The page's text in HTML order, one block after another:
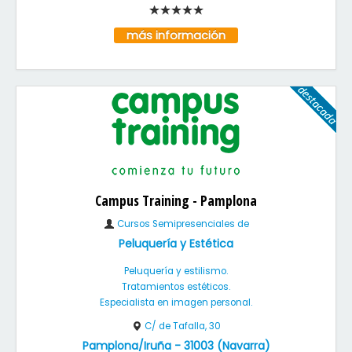
más información
Campus Training - Pamplona
Cursos Semipresenciales de
Peluquería y Estética
Peluquería y estilismo.
Tratamientos estéticos.
Especialista en imagen personal.
C/ de Tafalla, 30
Pamplona/Iruña- 31003(Navarra)